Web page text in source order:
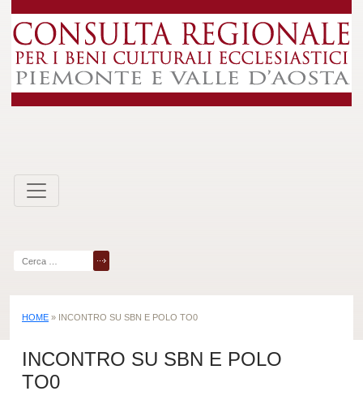
to
content
per:
HOME » INCONTRO SU SBN E POLO TO0
INCONTRO SU SBN E POLO
TO0